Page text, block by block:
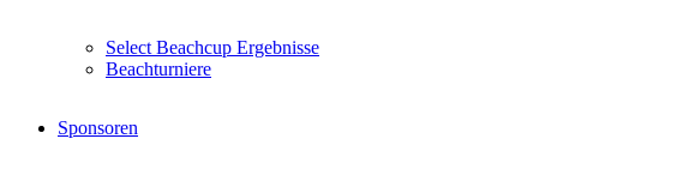
Select Beachcup Ergebnisse
Beachturniere
Sponsoren